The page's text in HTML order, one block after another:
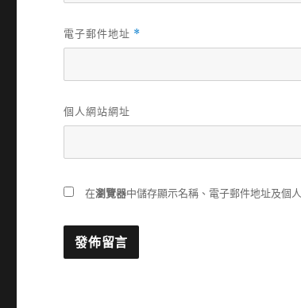
電子郵件地址 *
個人網站網址
在瀏覽器中儲存顯示名稱、電子郵件地址及個